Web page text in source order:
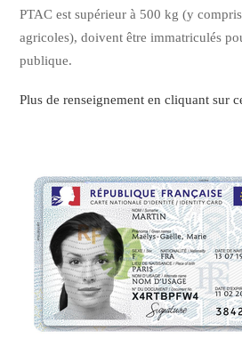
PTAC est supérieur à 500 kg (y
agricoles), doivent être immatriculés
publique.
Plus de renseignement en cliquant sur